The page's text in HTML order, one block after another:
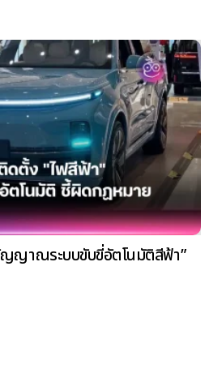
ญญาณระบบขับขี่อัตโนมัติสีฟ้า”